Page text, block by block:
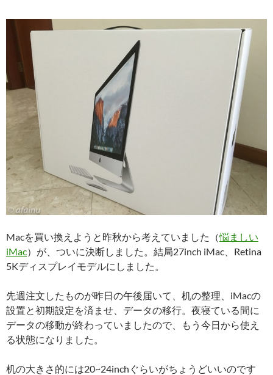
Macを買い換えようと昨秋から考えていました（悩ましい
iMac）が、ついに決断しました。結局27inch iMac、Retina
5Kディスプレイモデルにしました。
先週注文したものが昨日の午後届いて、机の整理、iMacの
設置と初期設定を済ませ、データの移行。夜寝ている間に
データの移動が終わっていましたので、もう今日から使え
る状態になりました。
机の大きさ的には20~24inchぐらいがちょうどいいのです